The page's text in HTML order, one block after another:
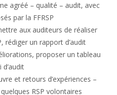
agréé – qualité – audit, avec
par la FFRSP
aux auditeurs de réaliser
rédiger un rapport d’audit
proposer un tableau
et retours d’expériences –
RSP volontaires